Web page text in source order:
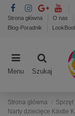
Strona główna O nas
Blog-Poradnik
Menu Szukaj
Strona główna
Narty dziecięce Kästle